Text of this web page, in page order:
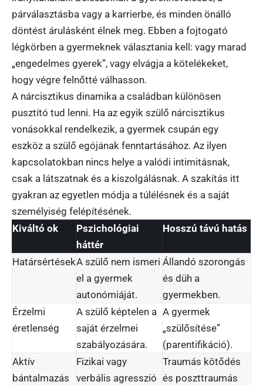
párválasztásba vagy a karrierbe, és minden önálló
döntést árulásként élnek meg. Ebben a fojtogató
légkörben a gyermeknek választania kell: vagy marad
„engedelmes gyerek”, vagy elvágja a kötelékeket,
hogy végre felnőtté válhasson.
A nárcisztikus dinamika a családban különösen
pusztító tud lenni. Ha az egyik szülő nárcisztikus
vonásokkal rendelkezik, a gyermek csupán egy
eszköz a szülő egójának fenntartásához. Az ilyen
kapcsolatokban nincs helye a valódi intimitásnak,
csak a látszatnak és a kiszolgálásnak. A szakítás itt
gyakran az egyetlen módja a túlélésnek és a saját
személyiség felépítésének.
Kiváltó ok
Pszichológiai
háttér
Hosszú távú hatás
HatársértésekA szülő nem ismeri
el a gyermek
autonómiáját.
Állandó szorongás
és düh a
gyermekben.
Érzelmi
éretlenség
A szülő képtelen a
saját érzelmei
szabályozására.
A gyermek
„szülősítése”
(parentifikáció).
Aktív
bántalmazás
Fizikai vagy
verbális agresszió
Traumás kötődés
és poszttraumás